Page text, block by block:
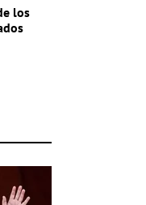
los